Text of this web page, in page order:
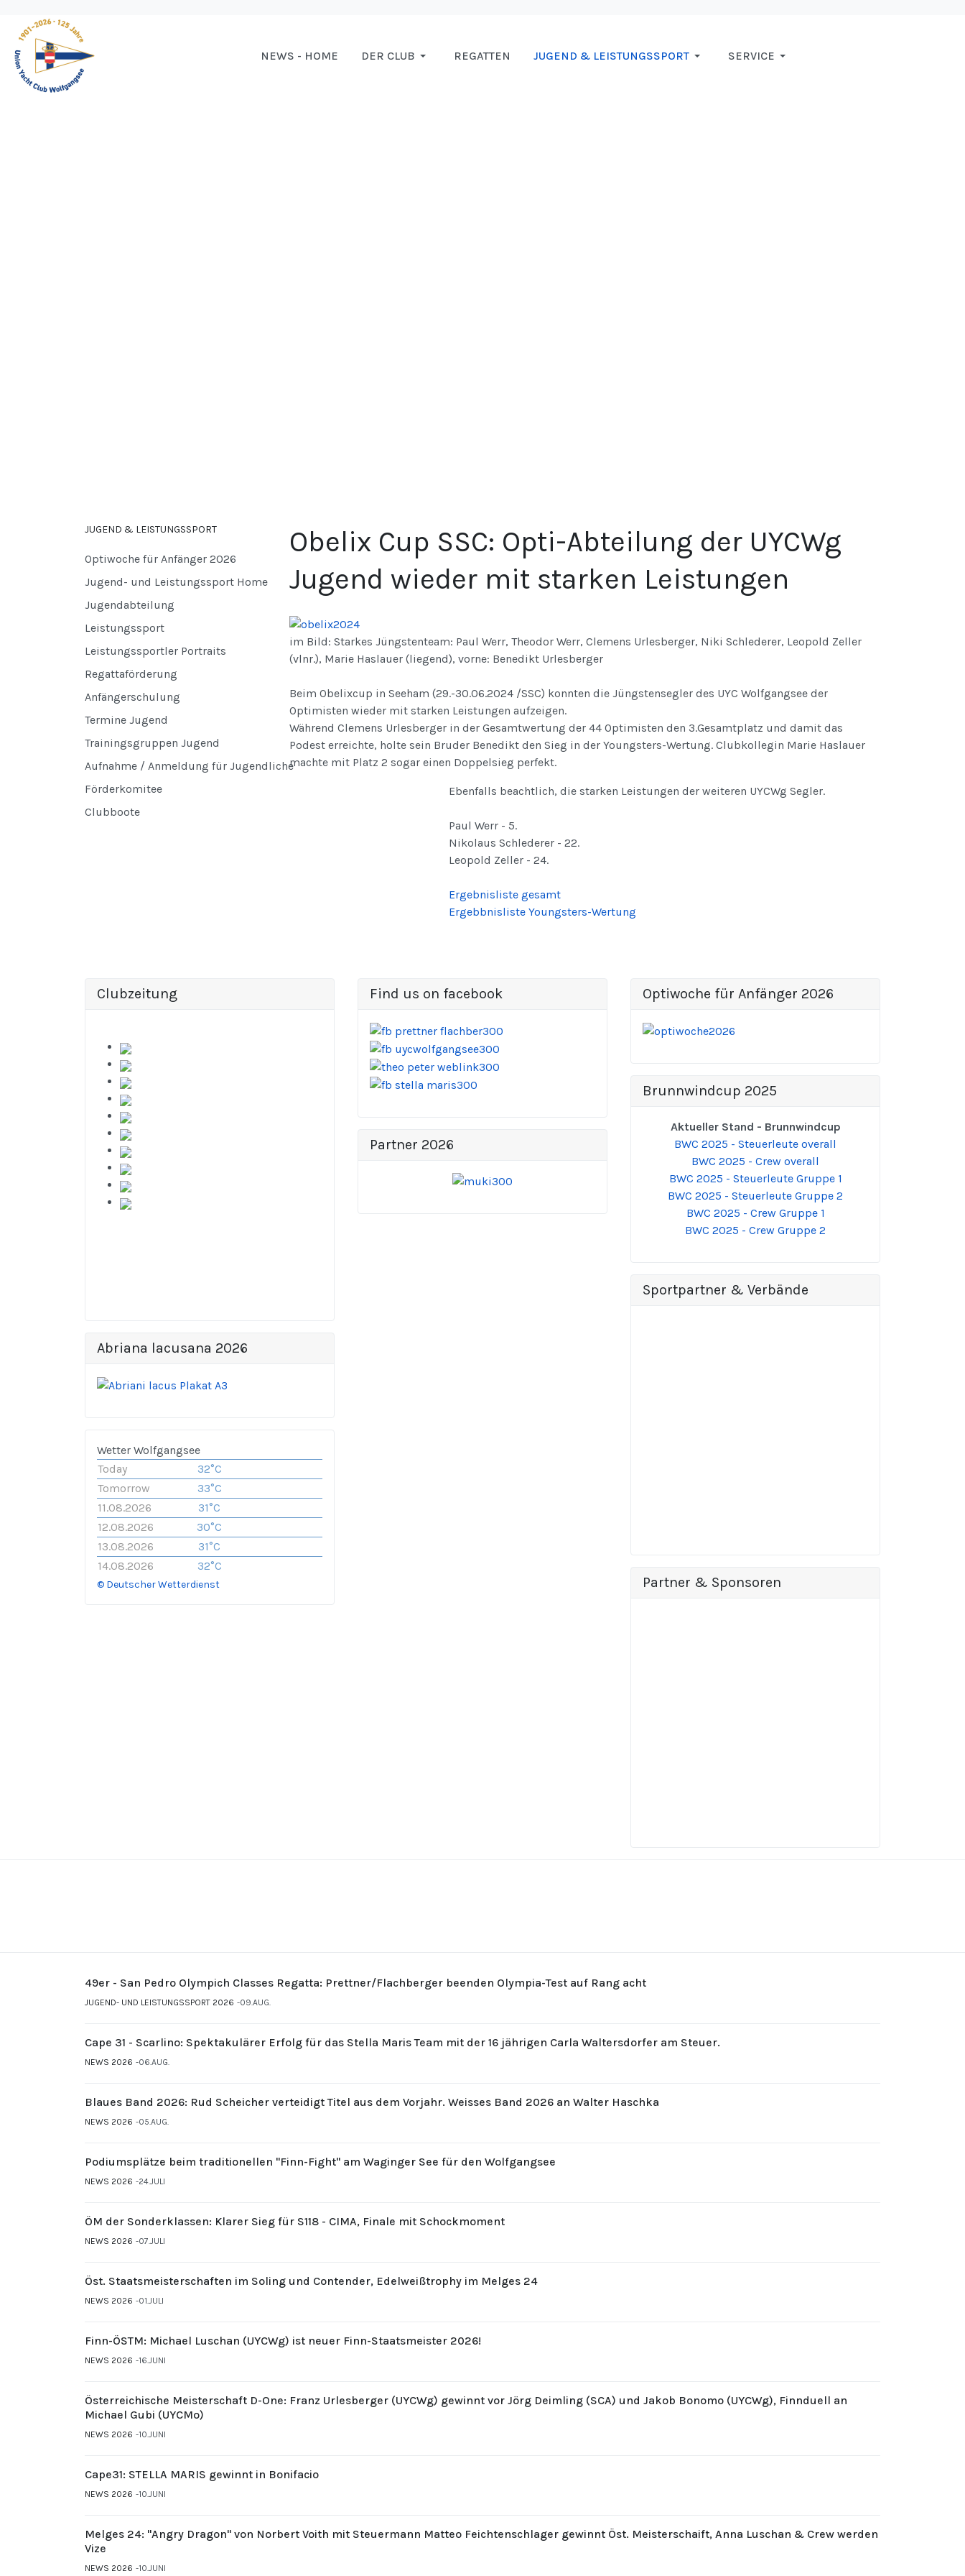
NEWS - HOME DER CLUB REGATTEN JUGEND & LEISTUNGSSPORT SERVICE
Obelix Cup SSC: Opti-Abteilung der UYCWg
Jugend wieder mit starken Leistungen
im Bild: Starkes Jüngstenteam: Paul Werr, Theodor Werr, Clemens Urlesberger, Niki Schlederer, Leopold Zeller
(vlnr.), Marie Haslauer (liegend), vorne: Benedikt Urlesberger
Beim Obelixcup in Seeham (29.-30.06.2024 /SSC) konnten die Jüngstensegler des UYC Wolfgangsee der
Optimisten wieder mit starken Leistungen aufzeigen.
Während Clemens Urlesberger in der Gesamtwertung der 44 Optimisten den 3.Gesamtplatz und damit das
Podest erreichte, holte sein Bruder Benedikt den Sieg in der Youngsters-Wertung. Clubkollegin Marie Haslauer
machte mit Platz 2 sogar einen Doppelsieg perfekt.
Ebenfalls beachtlich, die starken Leistungen der weiteren UYCWg Segler.
Paul Werr - 5.
Nikolaus Schlederer - 22.
Leopold Zeller - 24.
Ergebnisliste gesamt
Ergebbnisliste Youngsters-Wertung
JUGEND & LEISTUNGSSPORT
Optiwoche für Anfänger 2026
Jugend- und Leistungssport Home
Jugendabteilung
Leistungssport
Leistungssportler Portraits
Regattaförderung
Anfängerschulung
Termine Jugend
Trainingsgruppen Jugend
Aufnahme / Anmeldung für Jugendliche
Förderkomitee
Clubboote
Clubzeitung
Abriana lacusana 2026
Wetter Wolfgangsee
Today
32°C
Tomorrow
33°C
11.08.2026
31°C
12.08.2026
30°C
13.08.2026
31°C
14.08.2026
32°C
© Deutscher Wetterdienst
Find us on facebook
Partner 2026
Optiwoche für Anfänger 2026
Brunnwindcup 2025
Aktueller Stand - Brunnwindcup
BWC 2025 - Steuerleute overall
BWC 2025 - Crew overall
BWC 2025 - Steuerleute Gruppe 1
BWC 2025 - Steuerleute Gruppe 2
BWC 2025 - Crew Gruppe 1
BWC 2025 - Crew Gruppe 2
Sportpartner & Verbände
Partner & Sponsoren
49er - San Pedro Olympich Classes Regatta: Prettner/Flachberger beenden Olympia-Test auf Rang acht
JUGEND- UND LEISTUNGSSPORT 2026 09.AUG.
Cape 31 - Scarlino: Spektakulärer Erfolg für das Stella Maris Team mit der 16 jährigen Carla Waltersdorfer am Steuer.
NEWS 2026 06.AUG.
Blaues Band 2026: Rud Scheicher verteidigt Titel aus dem Vorjahr. Weisses Band 2026 an Walter Haschka
NEWS 2026 05.AUG.
Podiumsplätze beim traditionellen "Finn-Fight" am Waginger See für den Wolfgangsee
NEWS 2026 24.JULI
ÖM der Sonderklassen: Klarer Sieg für S118 - CIMA, Finale mit Schockmoment
NEWS 2026 07.JULI
Öst. Staatsmeisterschaften im Soling und Contender, Edelweißtrophy im Melges 24
NEWS 2026 01.JULI
Finn-ÖSTM: Michael Luschan (UYCWg) ist neuer Finn-Staatsmeister 2026!
NEWS 2026 16.JUNI
Österreichische Meisterschaft D-One: Franz Urlesberger (UYCWg) gewinnt vor Jörg Deimling (SCA) und Jakob Bonomo (UYCWg), Finnduell an
Michael Gubi (UYCMo)
NEWS 2026 10.JUNI
Cape31: STELLA MARIS gewinnt in Bonifacio
NEWS 2026 10.JUNI
Melges 24: "Angry Dragon" von Norbert Voith mit Steuermann Matteo Feichtenschlager gewinnt Öst. Meisterschaift, Anna Luschan & Crew werden
Vize
NEWS 2026 10.JUNI